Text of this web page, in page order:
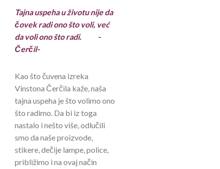
Tajna uspeha u životu nije da
čovek radi ono što voli, već
da voli ono što radi. -
Čerčil-
Kao što čuvena izreka
Vinstona Čerčila kaže, naša
tajna uspeha je što volimo ono
što radimo. Da bi iz toga
nastalo i nešto više, odlučili
smo da naše proizvode,
stikere, dečije lampe, police,
približimo i na ovaj način